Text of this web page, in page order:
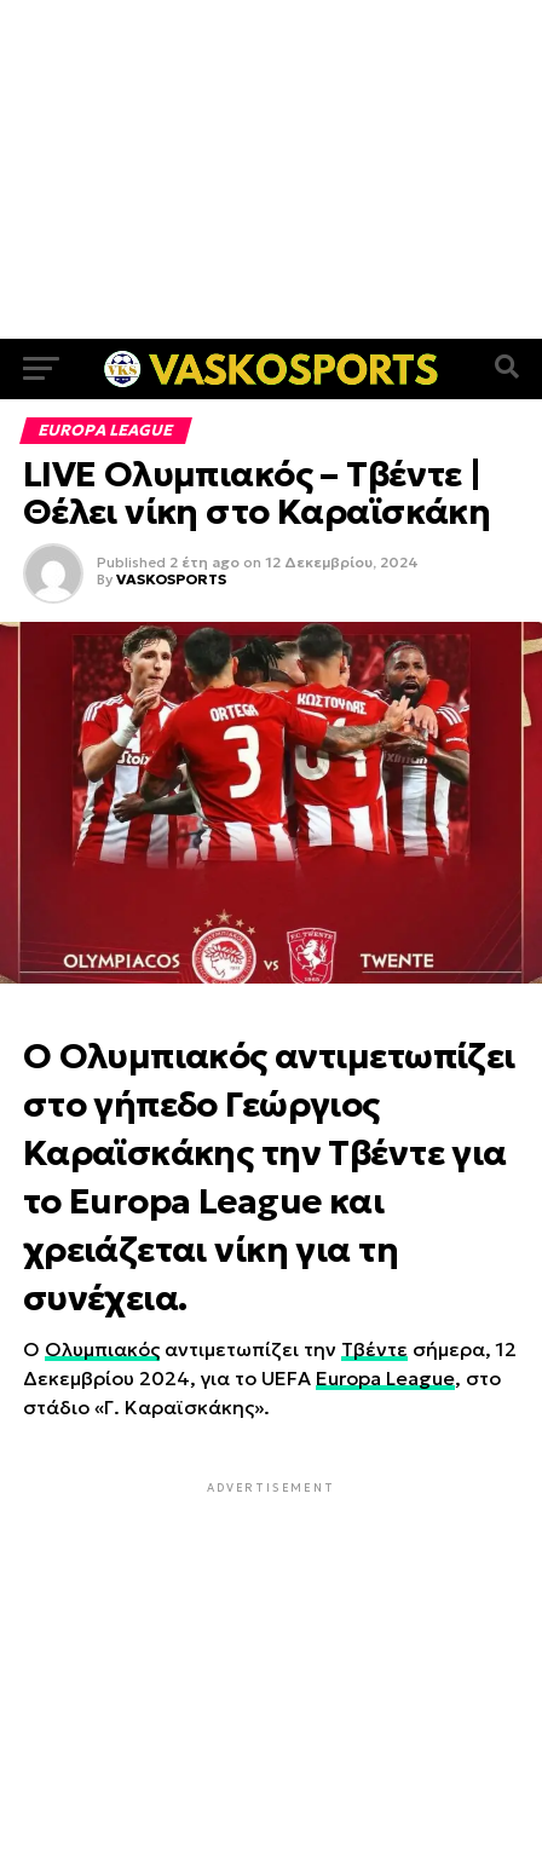
EUROPA LEAGUE
LIVE Ολυμπιακός – Τβέντε |
Θέλει νίκη στο Καραϊσκάκη
Published 2 έτη ago on 12 Δεκεμβρίου, 2024
By VASKOSPORTS
Ο Ολυμπιακός αντιμετωπίζει
στο γήπεδο Γεώργιος
Καραϊσκάκης την Τβέντε για
το Europa League και
χρειάζεται νίκη για τη
συνέχεια.
Ο Ολυμπιακόςαντιμετωπίζει την Τβέντε σήμερα, 12
Δεκεμβρίου 2024, για το UEFA Europa League, στο
στάδιο «Γ. Καραϊσκάκης».
ADVERTISEMENT